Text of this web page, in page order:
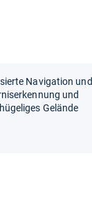
Navigation und
und
Gelände